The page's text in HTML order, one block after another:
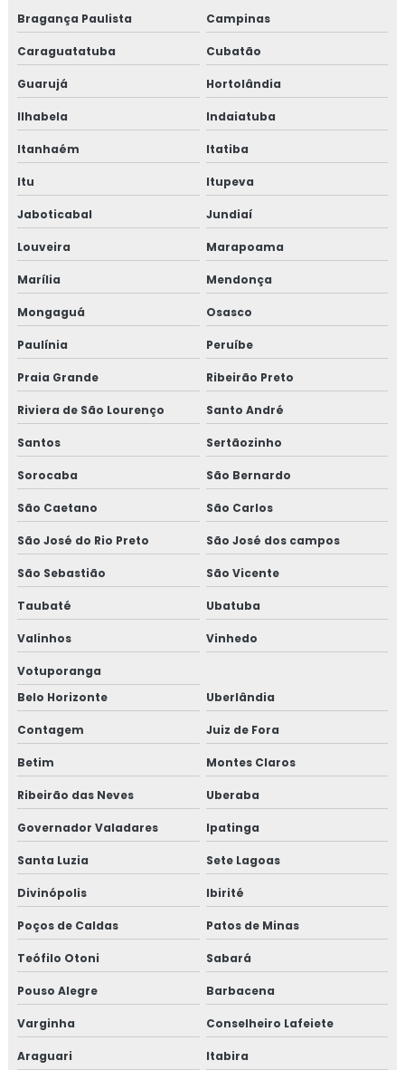
TESTE DE VAZAMENTO DE GÁS
TESTE DE ESTANQUEIDADE EM TUBULAÇÃO DE
GÁS
EMPRESAS QUE FAZEM TESTE DE ESTANQUEIDADE
INSPEÇÃO DE ESTANQUEIDADE
NR 10 CURSO
CURSO NR 10 ONLINE
CURSO NR 10 EAD
TREINAMENTO DE NR 10
TREINAMENTO NR10 BÁSICO
CURSO NR 10 PRESENCIAL
Bragança Paulista Campinas
Caraguatatuba Cubatão
Guarujá Hortolândia
Ilhabela Indaiatuba
Itanhaém Itatiba
Itu Itupeva
Jaboticabal Jundiaí
Louveira Marapoama
Marília Mendonça
Mongaguá Osasco
Paulínia Peruíbe
Praia Grande Ribeirão Preto
Riviera de São Lourenço Santo André
Santos Sertãozinho
Sorocaba São Bernardo
São Caetano São Carlos
São José do Rio Preto São José dos campos
São Sebastião São Vicente
Taubaté Ubatuba
Valinhos Vinhedo
Votuporanga
Belo Horizonte
Uberlândia
Contagem Juiz de Fora
Betim Montes Claros
Ribeirão das Neves Uberaba
Governador Valadares Ipatinga
Santa Luzia Sete Lagoas
Divinópolis Ibirité
Poços de Caldas Patos de Minas
Teófilo Otoni Sabará
Pouso Alegre Barbacena
Varginha Conselheiro Lafeiete
Araguari Itabira